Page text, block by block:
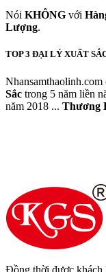
Nói KHÔNG với
Lượng.
TOP 3 ĐẠI LÝ XUẤT
Sắc trong 5 năm liền
năm 2018 ... Thương
Đồng thời được khách